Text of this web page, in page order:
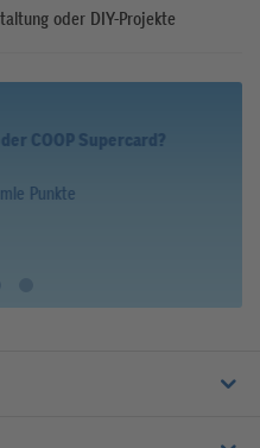
oder DIY-Projekte
COOP Supercard?
Punkte